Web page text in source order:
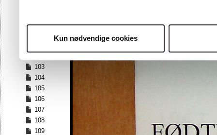
Kun nødvendige cookies
99
103
104
105
106
107
108
109